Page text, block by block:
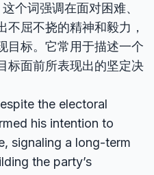
这个词强调在面对困难、
不屈不挠的精神和毅力，
目标。它常用于描述一个
标面前所表现出的坚定决
the electoral
his intention to
signaling a long-term
the party’s